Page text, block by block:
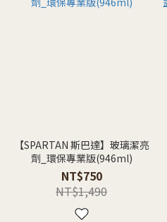
【SPARTAN 斯巴達】玻璃潔亮
劑_環保專業版(946ml)
NT$750
NT$1,490